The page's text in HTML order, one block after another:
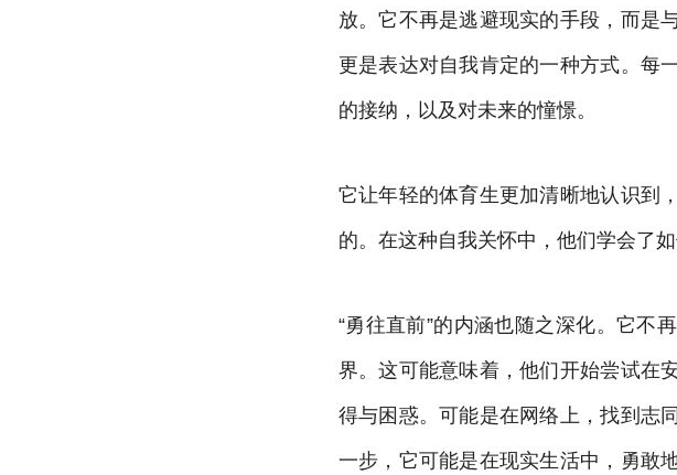
放。它不再是逃避现实的手段，而是
更是表达对自我肯定的一种方式。每
的接纳，以及对未来的憧憬。
它让年轻的体育生更加清晰地认识到
的。在这种自我关怀中，他们学会了
“勇往直前”的内涵也随之深化。它不
界。这可能意味着，他们开始尝试在
得与困惑。可能是在网络上，找到志
一步，它可能是在现实生活中，勇敢